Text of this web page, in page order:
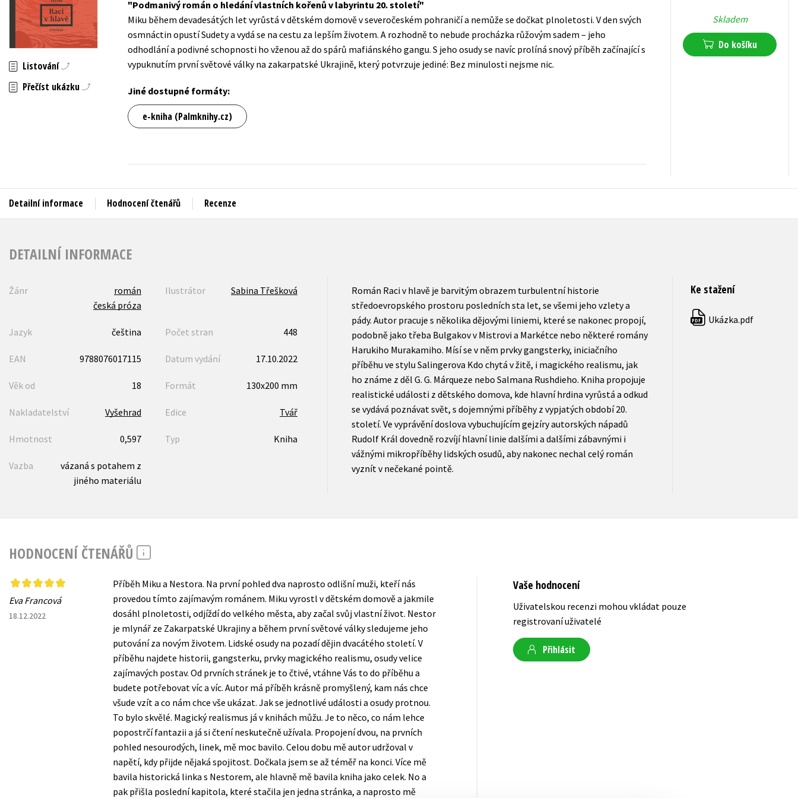
Auto - moto
Beletrie pro děti
Beletrie pro dospělé
Byznys a ekonomie
Jazyky
Kalendáře
Kariéra a osobní rozvoj
Komiks
Populárně - naučná pro dospělé
Populárně - naučné pro děti
Předškoláci
Příroda a zahrada
Young adult (SK)
Zahraniční literatura
Zdraví a životní styl
Listování
Přečíst ukázku
Podmanivý román o hledání vlastních kořenů v labyrintu 20. století
Miku během devadesátých let vyrůstá v dětském domově v severočeském pohraničí a nemůže se dočkat plnoletosti. V den svých
osmnáctin opustí Sudety a vydá se na cestu za lepším životem. A rozhodně to nebude procházka růžovým sadem – jeho
odhodlání a podivné schopnosti ho vženou až do spárů mafiánského gangu. S jeho osudy se navíc prolíná snový příběh začínající s
vypuknutím první světové války na zakarpatské Ukrajině, který potvrzuje jediné: Bez minulosti nejsme nic.
Jiné dostupné formáty:
e-kniha (Palmknihy.cz)
Skladem
Do košíku
Detailní informace Hodnocení čtenářů Recenze
DETAILNÍ INFORMACE
Žánr
román
česká próza
Ilustrátor Sabina Třešková
Jazyk čeština Počet stran 448
EAN 9788076017115 Datum vydání 17.10.2022
Věk od 18 Formát 130x200 mm
Nakladatelství Vyšehrad Edice Tvář
Hmotnost 0,597 Typ Kniha
Vazba
vázaná s potahem z
jiného materiálu
Román Raci v hlavě je barvitým obrazem turbulentní historie
středoevropského prostoru posledních sta let, se všemi jeho vzlety a
pády. Autor pracuje s několika dějovými liniemi, které se nakonec propojí,
podobně jako třeba Bulgakov v Mistrovi a Markétce nebo některé romány
Harukiho Murakamiho. Mísí se v něm prvky gangsterky, iniciačního
příběhu ve stylu Salingerova Kdo chytá v žitě, i magického realismu, jak
ho známe z děl G. G. Márqueze nebo Salmana Rushdieho. Kniha propojuje
realistické události z dětského domova, kde hlavní hrdina vyrůstá a odkud
se vydává poznávat svět, s dojemnými příběhy z vypjatých období 20.
století. Ve vyprávění doslova vybuchujícím gejzíry autorských nápadů
Rudolf Král dovedně rozvíjí hlavní linie dalšími a dalšími zábavnými i
vážnými mikropříběhy lidských osudů, aby nakonec nechal celý román
vyznít v nečekané pointě.
Ke stažení
PDF Ukázka.pdf
HODNOCENÍ ČTENÁŘŮ
Eva Francová
18.12.2022
Příběh Miku a Nestora. Na první pohled dva naprosto odlišní muži, kteří nás
provedou tímto zajímavým románem. Miku vyrostl v dětském domově a jakmile
dosáhl plnoletosti, odjíždí do velkého města, aby začal svůj vlastní život. Nestor
je mlynář ze Zakarpatské Ukrajiny a během první světové války sledujeme jeho
putování za novým životem. Lidské osudy na pozadí dějin dvacátého století. V
příběhu najdete historii, gangsterku, prvky magického realismu, osudy velice
zajímavých postav. Od prvních stránek je to čtivé, vtáhne Vás to do příběhu a
budete potřebovat víc a víc. Autor má příběh krásně promyšlený, kam nás chce
všude vzít a co nám chce vše ukázat. Jak se jednotlivé události a osudy protnou.
To bylo skvělé. Magický realismus já v knihách můžu. Je to něco, co nám lehce
popostrčí fantazii a já si čtení neskutečně užívala. Propojení dvou, na prvních
pohled nesourodých, linek, mě moc bavilo. Celou dobu mě autor udržoval v
napětí, kdy přijde nějaká spojitost. Dočkala jsem se až téměř na konci. Více mě
bavila historická linka s Nestorem, ale hlavně mě bavila kniha jako celek. No a
pak přišla poslední kapitola, které stačila jen jedna stránka, a naprosto mě
Vaše hodnocení
Uživatelskou recenzi mohou vkládat pouze
registrovaní uživatelé
Přihlásit